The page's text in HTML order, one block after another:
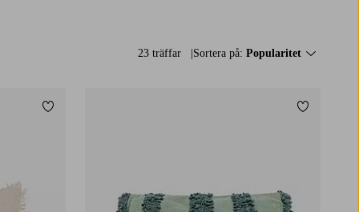
23 träffar Sortera på: Popularitet
Lägg till i favoriter Lägg till i